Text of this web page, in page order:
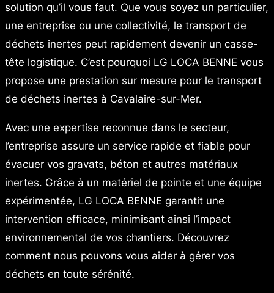
solution qu’il vous faut. Que vous soyez un particulier,
une entreprise ou une collectivité, le transport de
déchets inertes peut rapidement devenir un casse-
tête logistique. C’est pourquoi LG LOCA BENNE vous
propose une prestation sur mesure pour le transport
de déchets inertes à Cavalaire-sur-Mer.
Avec une expertise reconnue dans le secteur,
l’entreprise assure un service rapide et fiable pour
évacuer vos gravats, béton et autres matériaux
inertes. Grâce à un matériel de pointe et une équipe
expérimentée, LG LOCA BENNE garantit une
intervention efficace, minimisant ainsi l’impact
environnemental de vos chantiers. Découvrez
comment nous pouvons vous aider à gérer vos
déchets en toute sérénité.